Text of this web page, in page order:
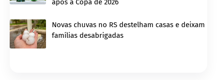
Novas chuvas no RS destelham casas e deixam
famílias desabrigadas